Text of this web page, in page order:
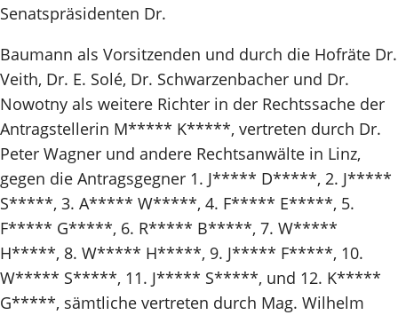
Senatspräsidenten Dr.
Baumann als Vorsitzenden und durch die Hofräte Dr.
Veith, Dr. E. Solé, Dr. Schwarzenbacher und Dr.
Nowotny als weitere Richter in der Rechtssache der
Antragstellerin M***** K*****, vertreten durch Dr.
Peter Wagner und andere Rechtsanwälte in Linz,
gegen die Antragsgegner 1. J***** D*****, 2. J*****
S*****, 3. A***** W*****, 4. F***** E*****, 5.
F***** G*****, 6. R***** B*****, 7. W*****
H*****, 8. W***** H*****, 9. J***** F*****, 10.
W***** S*****, 11. J***** S*****, und 12. K*****
G*****, sämtliche vertreten durch Mag. Wilhelm